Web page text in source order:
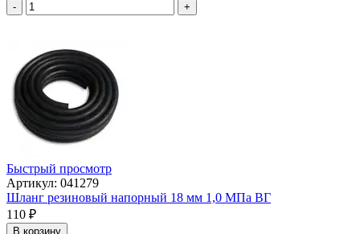
-
+
Быстрый просмотр
Артикул: 041279
Шланг резиновый напорный 18 мм 1,0 МПа ВГ
110 ₽
В корзину